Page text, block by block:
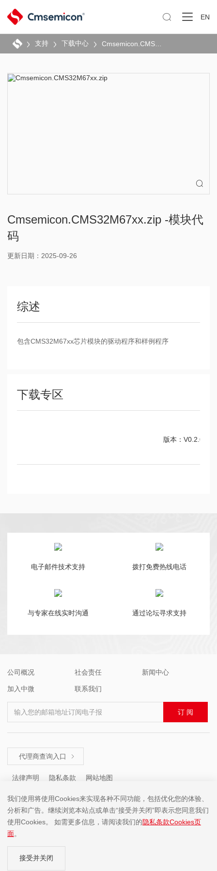
 EN
支持 下载中心

Cmsemicon.CMS32M67xx.zip -模块代
码
更新日期：2025-09-26
综述
包含CMS32M67xx芯片模块的驱动程序和样例程序
下载专区
版本：V0.2.0
电子邮件技术支持 拨打免费热线电话
与专家在线实时沟通 通过论坛寻求支持
公司概况 社会责任 新闻中心
加入中微 联系我们
输入您的邮箱地址订阅电子报 订 阅
代理商查询入口 
法律声明 隐私条款 网站地图
咨询热线 ： +86 (755) 8671 5143
我们使用将使用Cookies来实现各种不同功能，包括优化您的体验、
分析和广告。继续浏览本站点或单击“接受并关闭”即表示您同意我们
使用Cookies。 如需更多信息，请阅读我们的隐私条款Cookies页
面。
接受并关闭